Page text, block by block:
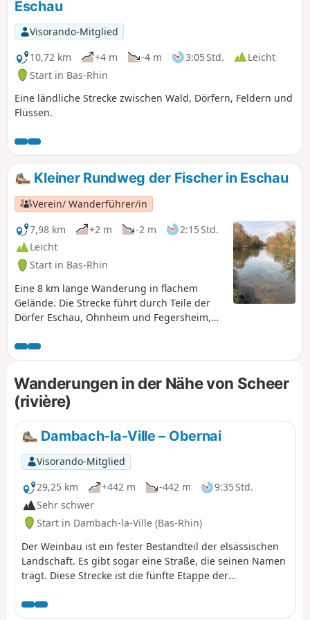
Eschau
Visorando-Mitglied
10,72 km
+4 m -4 m 3:05 Std.
Leicht
Start in Bas-Rhin
Eine ländliche Strecke zwischen Wald, Dörfern, Feldern und
Flüssen.
Kleiner Rundweg der Fischer in Eschau
Verein/ Wanderführer/in
7,98 km
+2 m -2 m
2:15 Std.
Leicht
Start in Bas-Rhin
Eine 8 km lange Wanderung in flachem
Gelände. Die Strecke führt durch Teile der
Dörfer Eschau, Ohnheim und Fegersheim,
einen kleinen Wald und führt an einem
Teich entlang.
Wanderungen in der Nähe von Scheer
(rivière)
Dambach-la-Ville – Obernai
Visorando-Mitglied
29,25 km
+442 m -442 m
9:35 Std.
Sehr schwer
Start in Dambach-la-Ville (Bas-Rhin)
Der Weinbau ist ein fester Bestandteil der elsässischen
Landschaft. Es gibt sogar eine Straße, die seinen Namen
trägt. Diese Strecke ist die fünfte Etappe der
mit Obernai. Aussichtspunkte gibt es sehr viele,